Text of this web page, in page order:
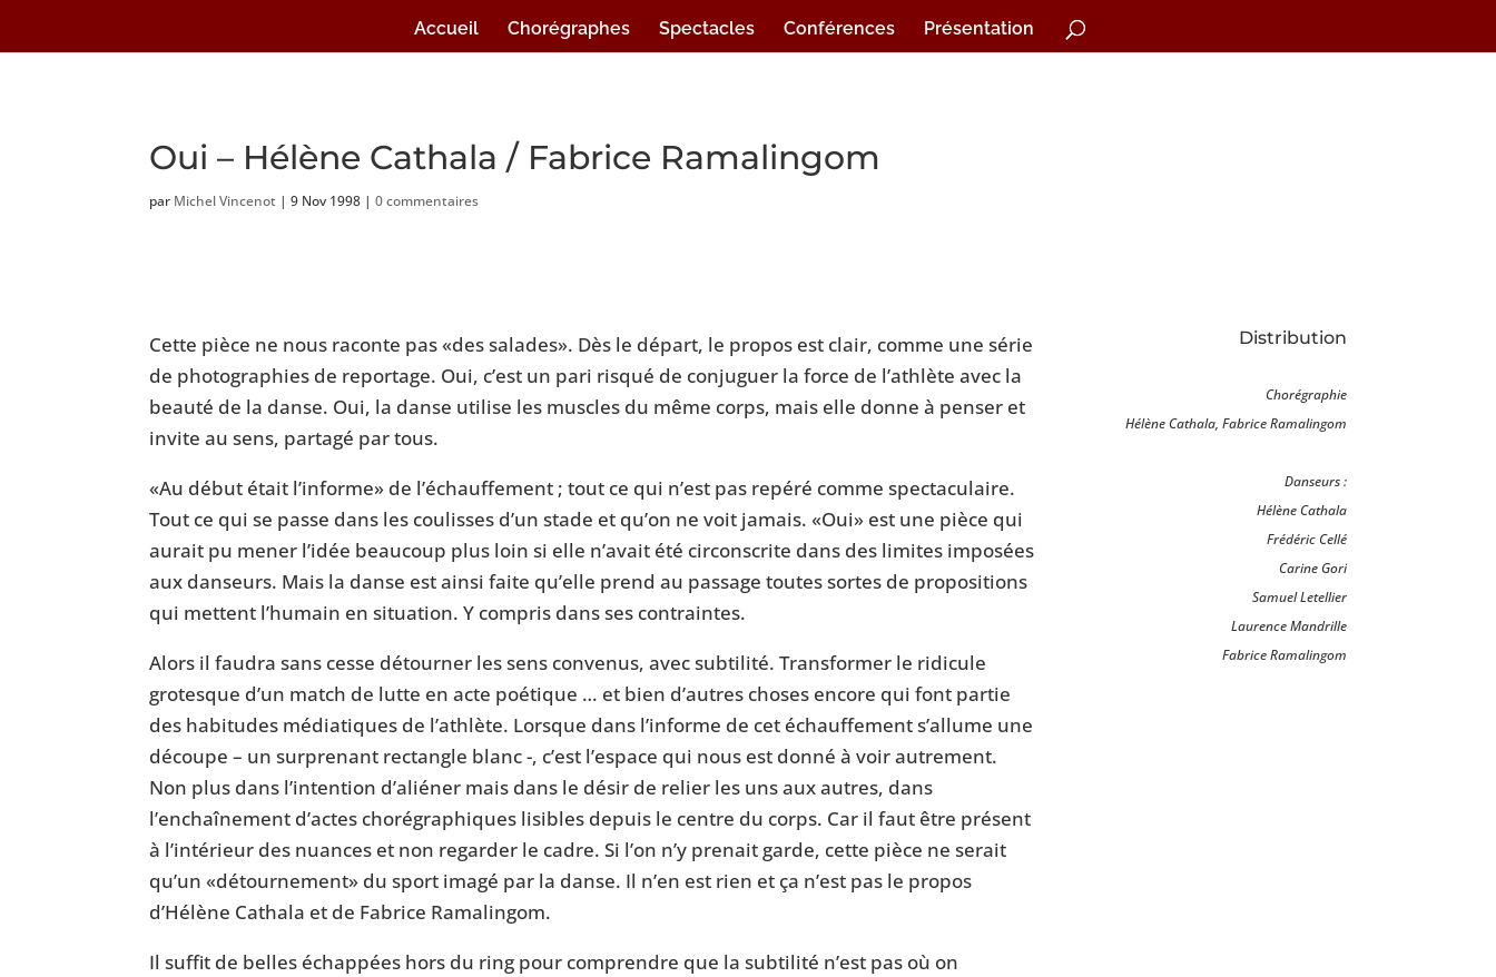
Accueil Chorégraphes Spectacles Conférences Présentation
Oui – Hélène Cathala / Fabrice Ramalingom
par Michel Vincenot |9 Nov 1998 |0 commentaires
Cette pièce ne nous raconte pas «des salades». Dès le départ, le propos est clair, comme une série
de photographies de reportage. Oui, c’est un pari risqué de conjuguer la force de l’athlète avec la
beauté de la danse. Oui, la danse utilise les muscles du même corps, mais elle donne à penser et
invite au sens, partagé par tous.
«Au début était l’informe» de l’échauffement ; tout ce qui n’est pas repéré comme spectaculaire.
Tout ce qui se passe dans les coulisses d’un stade et qu’on ne voit jamais. «Oui» est une pièce qui
aurait pu mener l’idée beaucoup plus loin si elle n’avait été circonscrite dans des limites imposées
aux danseurs. Mais la danse est ainsi faite qu’elle prend au passage toutes sortes de propositions
qui mettent l’humain en situation. Y compris dans ses contraintes.
Alors il faudra sans cesse détourner les sens convenus, avec subtilité. Transformer le ridicule
grotesque d’un match de lutte en acte poétique … et bien d’autres choses encore qui font partie
des habitudes médiatiques de l’athlète. Lorsque dans l’informe de cet échauffement s’allume une
découpe – un surprenant rectangle blanc -, c’est l’espace qui nous est donné à voir autrement.
Non plus dans l’intention d’aliéner mais dans le désir de relier les uns aux autres, dans
l’enchaînement d’actes chorégraphiques lisibles depuis le centre du corps. Car il faut être présent
à l’intérieur des nuances et non regarder le cadre. Si l’on n’y prenait garde, cette pièce ne serait
qu’un «détournement» du sport imagé par la danse. Il n’en est rien et ça n’est pas le propos
d’Hélène Cathala et de Fabrice Ramalingom.
Il suffit de belles échappées hors du ring pour comprendre que la subtilité n’est pas où on
Distribution
Chorégraphie
Hélène Cathala, Fabrice Ramalingom
Danseurs :
Hélène Cathala
Frédéric Cellé
Carine Gori
Samuel Letellier
Laurence Mandrille
Fabrice Ramalingom